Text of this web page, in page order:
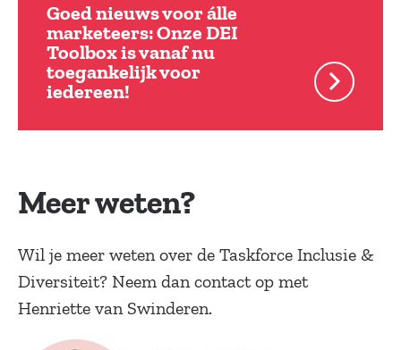
Goed nieuws voor álle
marketeers: Onze DEI
Toolbox is vanaf nu
toegankelijk voor
iedereen!
Meer weten?
Wil je meer weten over de Taskforce Inclusie &
Diversiteit? Neem dan contact op met
Henriette van Swinderen.